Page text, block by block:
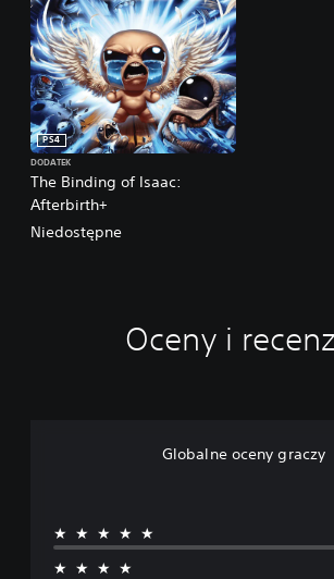
The Binding of Isaac:
Afterbirth+
PS4
DODATEK
Niedostępne
Oceny i
Globalne oceny graczy
★★★★★
★★★★